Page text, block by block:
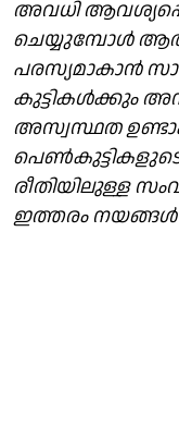
അവധി
ചെയ്യുമ്പോൾ
പരസ്യമാകാൻ
കുട്ടികൾക്കും
അസ്വസ്ഥത
പെൺകുട്ടികളുടെ
രീതിയിലുള്ള
ഇത്തരം നയങ്ങൾ